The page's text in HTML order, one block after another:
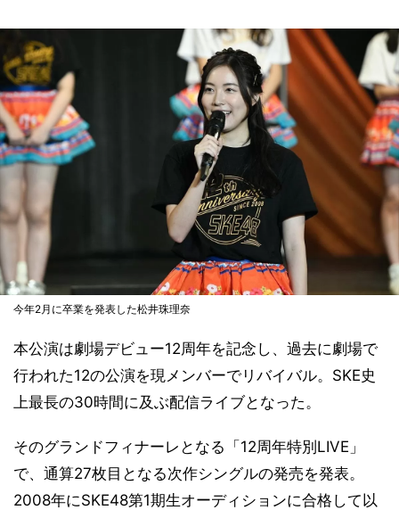
今年2月に卒業を発表した松井珠理奈
本公演は劇場デビュー12周年を記念し、過去に劇場で
行われた12の公演を現メンバーでリバイバル。SKE史
上最長の30時間に及ぶ配信ライブとなった。
そのグランドフィナーレとなる「12周年特別LIVE」
で、通算27枚目となる次作シングルの発売を発表。
2008年にSKE48第1期生オーディションに合格して以